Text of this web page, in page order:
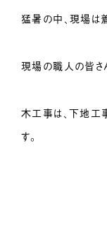
猛暑の中、現場は
現場の職人の皆さ
木工事は、下地工
す。